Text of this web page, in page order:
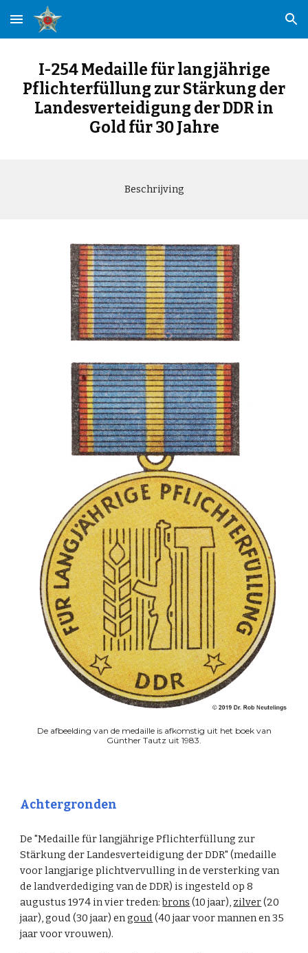
Skip to main content Skip to navigation
I-254 Medaille für langjährige
Pflichterfüllung zur Stärkung der
Landesverteidigung der DDR in
Gold für 30 Jahre
Beschrijving
De afbeelding van de medaille is afkomstig uit het boek van
Günther Tautz uit 1983.
Achtergronden
De "Medaille für langjährige Pflichterfüllung zur
Stärkung der Landesverteidigung der DDR" (medaille
voor langjarige plichtvervulling in de versterking van
de landverdediging van de DDR) is ingesteld op 8
augustus 1974 in vier treden:brons (10 jaar), zilver(20
jaar), goud (30 jaar) engoud(40 jaar voor mannen en 35
jaar voor vrouwen).